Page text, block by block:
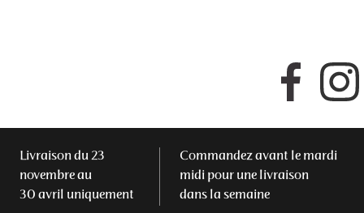
Facebook
Livraison du 23
novembre au
30 avril uniquement
Commandez avant le mardi
midi pour une livraison
dans la semaine